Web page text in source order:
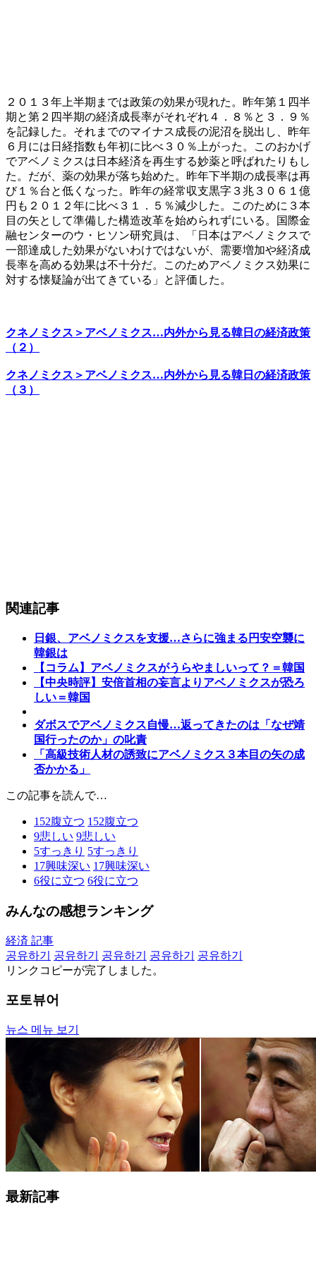
２０１３年上半期までは政策の効果が現れた。昨年第１四半
期と第２四半期の経済成長率がそれぞれ４．８％と３．９％
を記録した。それまでのマイナス成長の泥沼を脱出し、昨年
６月には日経指数も年初に比べ３０％上がった。このおかげ
でアベノミクスは日本経済を再生する妙薬と呼ばれたりもし
た。だが、薬の効果が落ち始めた。昨年下半期の成長率は再
び１％台と低くなった。昨年の経常収支黒字３兆３０６１億
円も２０１２年に比べ３１．５％減少した。このために３本
目の矢として準備した構造改革を始められずにいる。国際金
融センターのウ・ヒソン研究員は、「日本はアベノミクスで
一部達成した効果がないわけではないが、需要増加や経済成
長率を高める効果は不十分だ。このためアベノミクス効果に
対する懐疑論が出てきている」と評価した。
クネノミクス＞アベノミクス…内外から見る韓日の経済政策
（２）
クネノミクス＞アベノミクス…内外から見る韓日の経済政策
（３）
関連記事
日銀、アベノミクスを支援…さらに強まる円安空襲に
韓銀は
【コラム】アベノミクスがうらやましいって？＝韓国
【中央時評】安倍首相の妄言よりアベノミクスが恐ろ
しい＝韓国
ダボスでアベノミクス自慢…返ってきたのは「なぜ靖
国行ったのか」の叱責
「高級技術人材の誘致にアベノミクス３本目の矢の成
否かかる」
この記事を読んで…
152腹立つ 152腹立つ
9悲しい 9悲しい
5すっきり 5すっきり
17興味深い 17興味深い
6役に立つ 6役に立つ
みんなの感想ランキング
経済 記事
공유하기
공유하기 공유하기 공유하기
공유하기
リンクコピーが完了しました。
포토뷰어
뉴스 메뉴 보기
最新記事